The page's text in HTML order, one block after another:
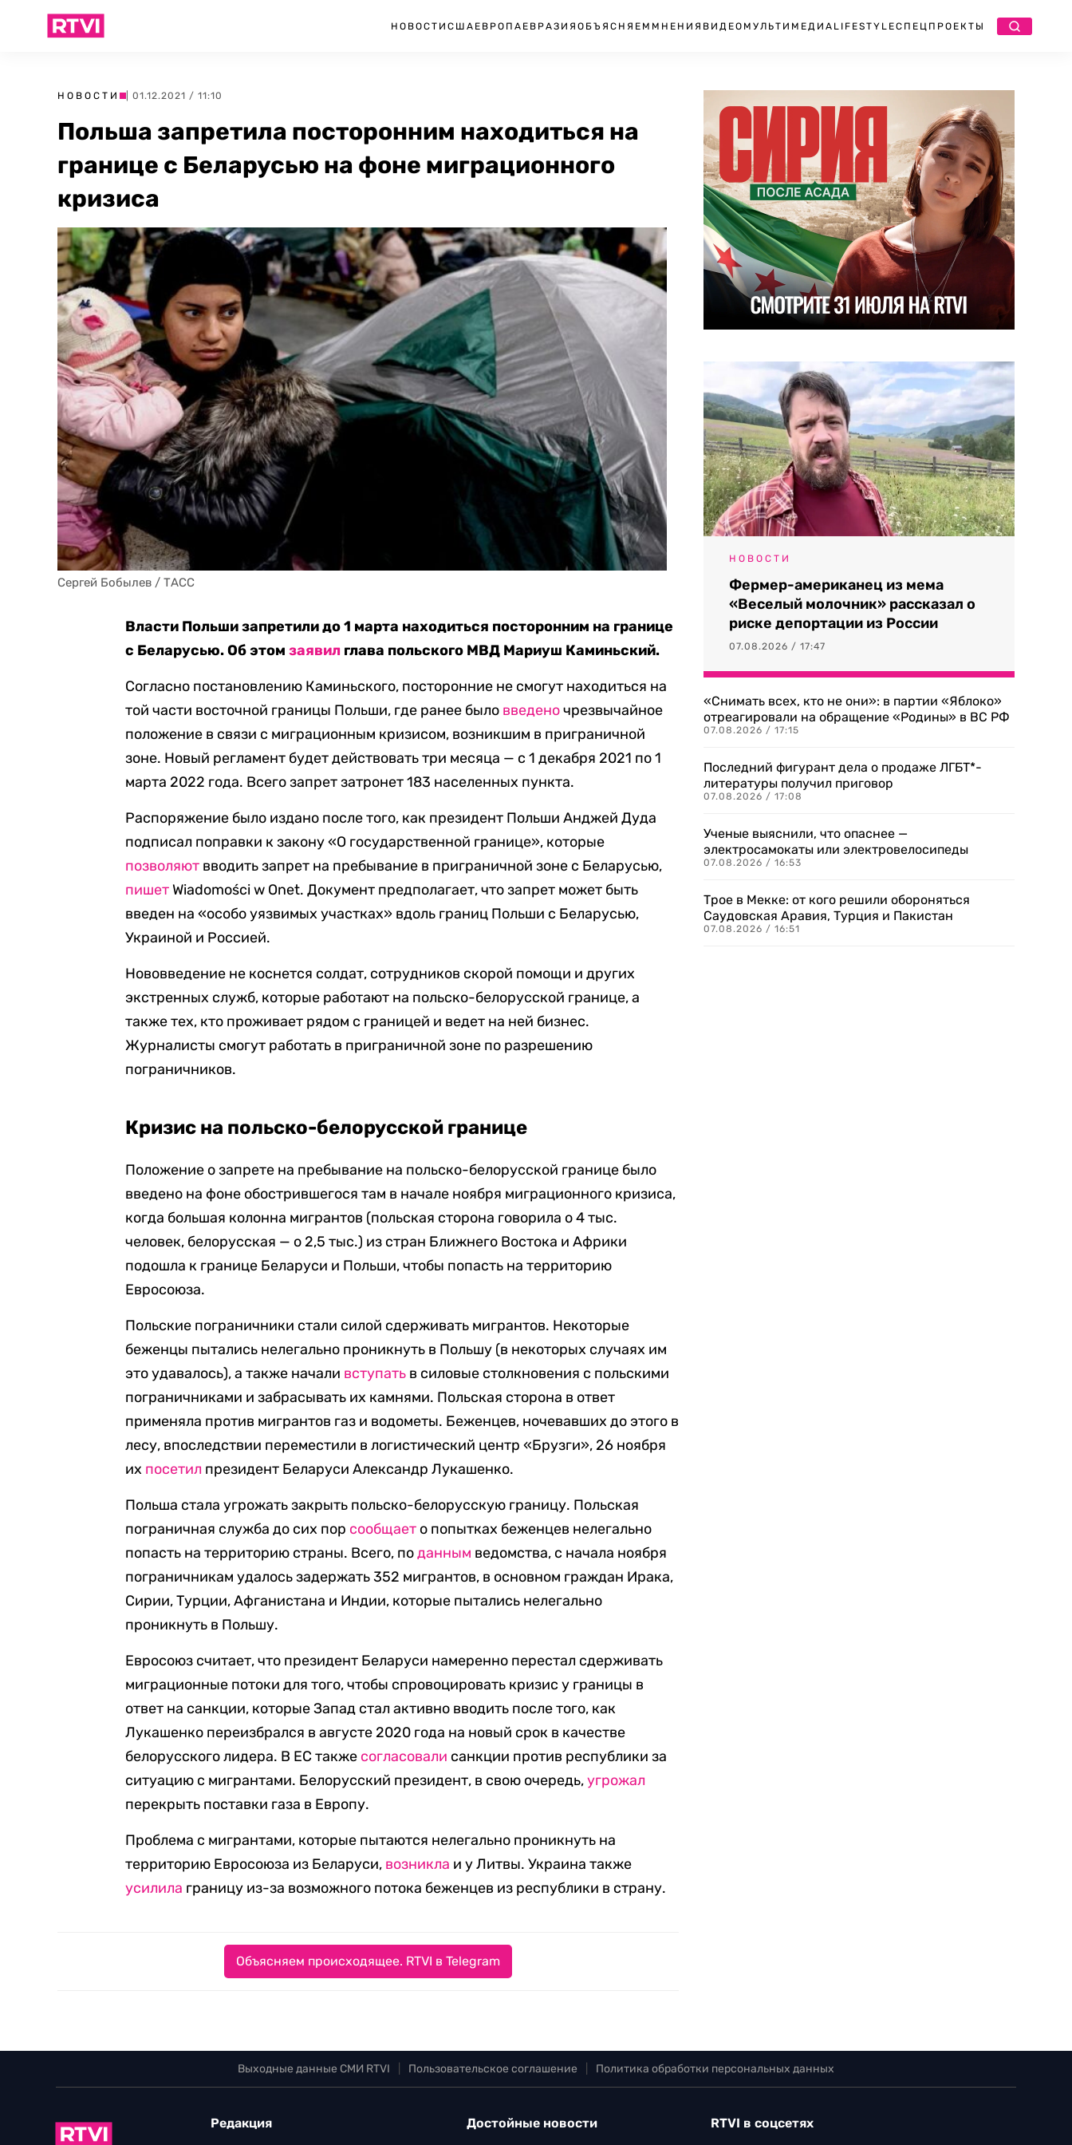
НОВОСТИ США ЕВРОПА ЕВРАЗИЯ ОБЪЯСНЯЕМ МНЕНИЯ ВИДЕО МУЛЬТИМЕДИА LIFESTYLEСПЕЦПРОЕКТЫ
НОВОСТИ | 01.12.2021 / 11:10
Польша запретила посторонним находиться на
границе с Беларусью на фоне миграционного
кризиса
Сергей Бобылев / ТАСС
Власти Польши запретили до 1 марта находиться посторонним на границе
с Беларусью. Об этомзаявил глава польского МВД Мариуш Каминьский.
Согласно постановлению Каминьского, посторонние не смогут находиться на
той части восточной границы Польши, где ранее было введеночрезвычайное
положение в связи с миграционным кризисом, возникшим в приграничной
зоне. Новый регламент будет действовать три месяца — с 1 декабря 2021 по 1
марта 2022 года. Всего запрет затронет 183 населенных пункта.
Распоряжение было издано после того, как президент Польши Анджей Дуда
подписал поправки к закону «О государственной границе», которые
позволяют вводить запрет на пребывание в приграничной зоне с Беларусью,
пишет Wiadomości w Onet. Документ предполагает, что запрет может быть
введен на «особо уязвимых участках» вдоль границ Польши с Беларусью,
Украиной и Россией.
Нововведение не коснется солдат, сотрудников скорой помощи и других
экстренных служб, которые работают на польско-белорусской границе, а
также тех, кто проживает рядом с границей и ведет на ней бизнес.
Журналисты смогут работать в приграничной зоне по разрешению
пограничников.
Кризис на польско-белорусской границе
Положение о запрете на пребывание на польско-белорусской границе было
введено на фоне обострившегося там в начале ноября миграционного кризиса,
когда большая колонна мигрантов (польская сторона говорила о 4 тыс.
человек, белорусская — о 2,5 тыс.) из стран Ближнего Востока и Африки
подошла к границе Беларуси и Польши, чтобы попасть на территорию
Евросоюза.
Польские пограничники стали силой сдерживать мигрантов. Некоторые
беженцы пытались нелегально проникнуть в Польшу (в некоторых случаях им
это удавалось), а также начали вступать в силовые столкновения с польскими
пограничниками и забрасывать их камнями. Польская сторона в ответ
применяла против мигрантов газ и водометы. Беженцев, ночевавших до этого в
лесу, впоследствии переместили в логистический центр «Брузги», 26 ноября
их посетил президент Беларуси Александр Лукашенко.
Польша стала угрожать закрыть польско-белорусскую границу. Польская
пограничная служба до сих пор сообщает о попытках беженцев нелегально
попасть на территорию страны. Всего, поданным ведомства, с начала ноября
пограничникам удалось задержать 352 мигрантов, в основном граждан Ирака,
Сирии, Турции, Афганистана и Индии, которые пытались нелегально
проникнуть в Польшу.
Евросоюз считает, что президент Беларуси намеренно перестал сдерживать
миграционные потоки для того, чтобы спровоцировать кризис у границы в
ответ на санкции, которые Запад стал активно вводить после того, как
Лукашенко переизбрался в августе 2020 года на новый срок в качестве
белорусского лидера. В ЕС также согласовали санкции против республики за
ситуацию с мигрантами. Белорусский президент, в свою очередь,угрожал
перекрыть поставки газа в Европу.
Проблема с мигрантами, которые пытаются нелегально проникнуть на
территорию Евросоюза из Беларуси, возникла и у Литвы. Украина также
усилила границу из-за возможного потока беженцев из республики в страну.
Объясняем происходящее. RTVI в Telegram
НОВОСТИ
Фермер-американец из мема
«Веселый молочник» рассказал о
риске депортации из России
07.08.2026 / 17:47
«Снимать всех, кто не они»: в партии «Яблоко»
отреагировали на обращение «Родины» в ВС РФ
07.08.2026 / 17:15
Последний фигурант дела о продаже ЛГБТ*-
литературы получил приговор
07.08.2026 / 17:08
Ученые выяснили, что опаснее —
электросамокаты или электровелосипеды
07.08.2026 / 16:53
Трое в Мекке: от кого решили обороняться
Саудовская Аравия, Турция и Пакистан
07.08.2026 / 16:51
Выходные данные СМИ RTVI Пользовательское соглашение Политика обработки персональных данных
Редакция Достойные новости RTVI в соцсетях